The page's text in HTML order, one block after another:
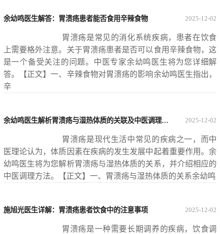
余幼鸣医生解答：胃溃疡患者能否食用辛辣食物 2025-12-02
胃溃疡是常见的消化系统疾病，患者在饮食
上需要格外注意。关于胃溃疡患者是否可以食用辛辣食物，这
是一个备受关注的问题。中医专家余幼鸣医生将为您详细解
答。【正文】一、辛辣食物对胃溃疡的影响余幼鸣医生指出，
辛
余幼鸣医生解析胃溃疡与湿热体质的关联及中医调理方法 2025-12-02
胃溃疡是现代生活中常见的疾病之一，而中
医理论认为，体质因素在疾病的发生发展中起着重要作用。余
幼鸣医生将为您解析胃溃疡与湿热体质的关系，并介绍相应的
中医调理方法。【正文】一、胃溃疡与湿热体质的关系余幼鸣
施旭光医生详解：胃溃疡患者饮食中的注意事项 2025-12-02
胃溃疡是一种需要长期调养的疾病，饮食调